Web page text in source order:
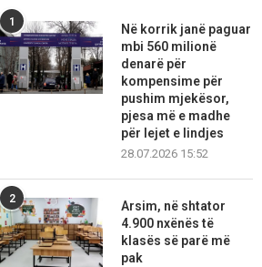
1
Në korrik janë paguar
mbi 560 milionë
denarë për
kompensime për
pushim mjekësor,
pjesa më e madhe
për lejet e lindjes
28.07.2026 15:52
2
Arsim, në shtator
4.900 nxënës të
klasës së parë më
pak